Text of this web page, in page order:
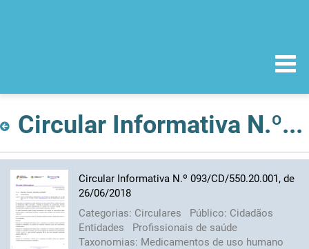
Circular Informativa N.º 093/CD/550.20.001, de 26/06/2018
Circular Informativa N.º 093/CD/550.20.001, de
26/06/2018
Categorias: Circulares Público: Cidadãos
Entidades
Profissionais de saúde
Taxonomias: Medicamentos de uso humano